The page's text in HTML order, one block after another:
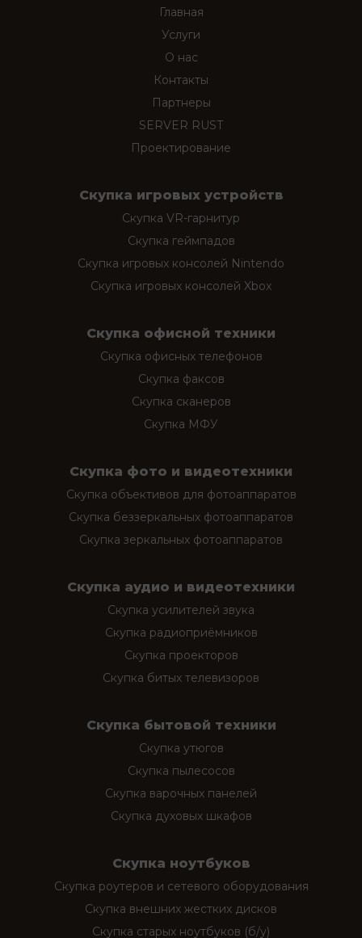
Главная
Услуги
О нас
Контакты
Партнеры
SERVER RUST
Проектирование
Скупка игровых устройств
Скупка VR-гарнитур
Скупка геймпадов
Скупка игровых консолей Nintendo
Скупка игровых консолей Xbox
Скупка офисной техники
Скупка офисных телефонов
Скупка факсов
Скупка сканеров
Скупка МФУ
Скупка фото и видеотехники
Скупка объективов для фотоаппаратов
Скупка беззеркальных фотоаппаратов
Скупка зеркальных фотоаппаратов
Скупка аудио и видеотехники
Скупка усилителей звука
Скупка радиоприёмников
Скупка проекторов
Скупка битых телевизоров
Скупка бытовой техники
Скупка утюгов
Скупка пылесосов
Скупка варочных панелей
Скупка духовых шкафов
Скупка ноутбуков
Скупка роутеров и сетевого оборудования
Скупка внешних жестких дисков
Скупка старых ноутбуков (б/у)